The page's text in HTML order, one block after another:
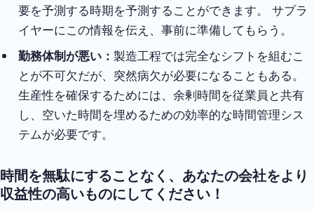
要を予測する時期を予測することができます。 サプラ
イヤーにこの情報を伝え、事前に準備してもらう。
勤務体制が悪い：製造工程では完全なシフトを組むこ
とが不可欠だが、突然病欠が必要になることもある。
生産性を確保するためには、余剰時間を従業員と共有
し、空いた時間を埋めるための効率的な時間管理シス
テムが必要です。
時間を無駄にすることなく、あなたの会社をより
収益性の高いものにしてください！